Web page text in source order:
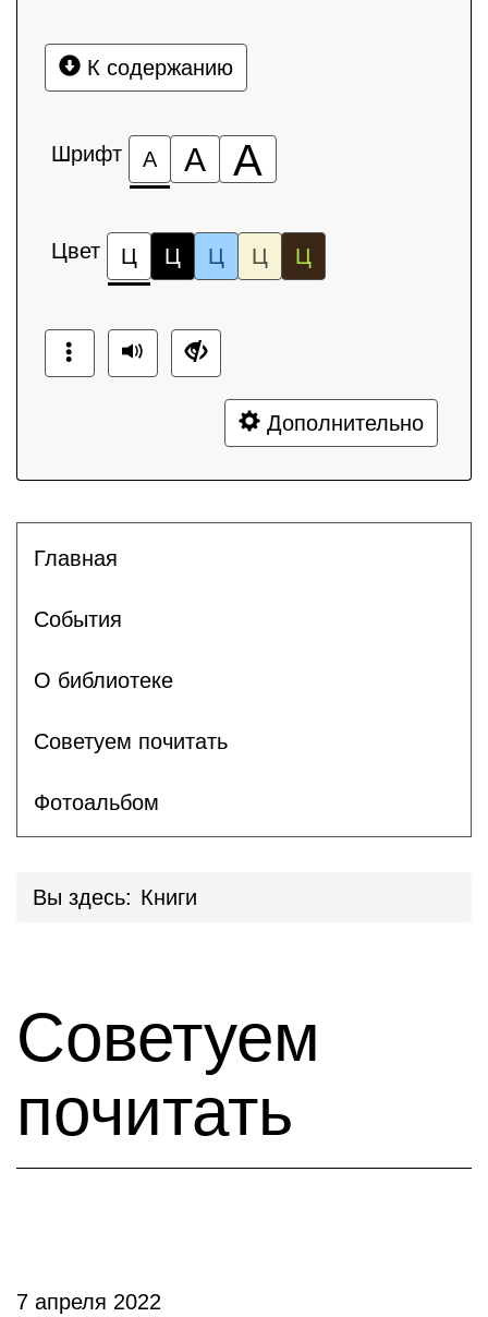
К содержанию
Шрифт А А А
Цвет Ц Ц Ц Ц Ц
Дополнительно
Главная
События
О библиотеке
Советуем почитать
Фотоальбом
Вы здесь: Книги
Советуем
почитать
7 апреля 2022